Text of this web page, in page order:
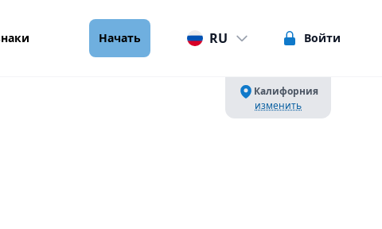
Начать RU Войти
Калифорния
изменить